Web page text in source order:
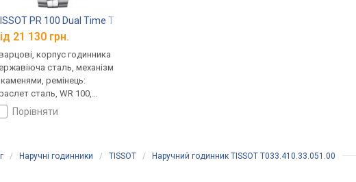
PR 100 Dual Time T101.452.11.061.00
21 130 грн.
корпус годинника
сталь, механізм
каменями, ремінець:
сталь, WR 100,
порівняти
/ Наручні годинники / TISSOT / Наручний годинник TISSOT T033.410.33.051.00